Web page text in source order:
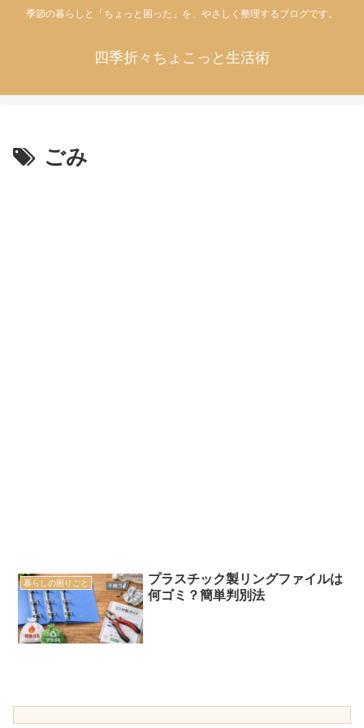
季節の暮らしと「ちょっと困った」を、やさしく整理するブログです。
四季折々ちょこっと生活術
ごみ
暮らしの困りごと
プラスチック製リングファイルは
何ゴミ？簡単判別法